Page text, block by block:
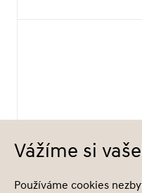
ssupp.visits
Vážíme si
Používáme cookies